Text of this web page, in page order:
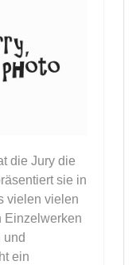
die Jury die
sie in
vielen vielen
Einzelwerken
und
ein